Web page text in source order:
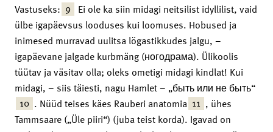
Vastuseks: 9 Ei ole ka siin midagi neitsilist idyllilist, vaid
ülbe igapäevsus looduses kui loomuses. Hobused ja
inimesed murravad uulitsa lögastikkudes jalgu, –
igapäevane jalgade kurbmäng (ногодрама). Ülikoolis
tüütav ja väsitav olla; oleks ometigi midagi kindlat! Kui
midagi, – siis täiesti, nagu Hamlet – „быть или не быть“
10 . Nüüd teises käes Rauberi anatomia 11 , ühes
Tammsaare („Üle piiri“) (juba teist korda). Igavad on